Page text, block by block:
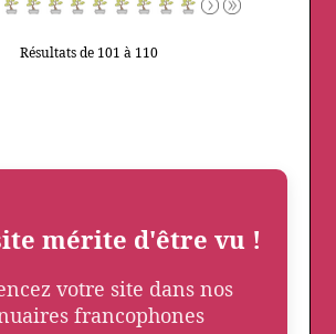
Résultats de 101 à 110
mérite d'être vu !
votre site dans nos
francophones